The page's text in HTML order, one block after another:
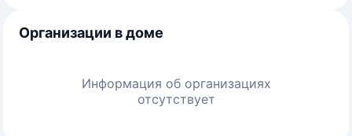
Организации в доме
Информация об организациях
отсутствует